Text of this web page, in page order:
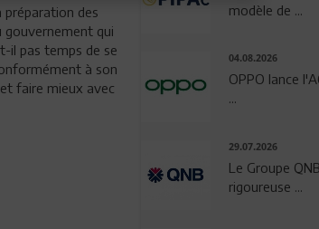
des
gouvernement qui
il pas temps de se
à son
faire mieux avec
modèle de ...
04.08.2026
OPPO lance
...
29.07.2026
Le Groupe
rigoureuse ...